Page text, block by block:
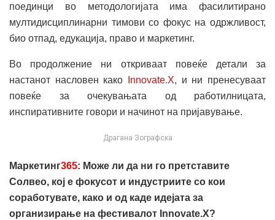
поединци во методологијата има фасилитирано
мултидисциплинарни тимови со фокус на одржливост,
био отпад, едукација, право и маркетинг.
Во продолжение ни откриваат повеќе детали за
настанот насловен како
Innovate.X, и ни пренесуваат
повеќе за очекувањата од работилницата,
инспиративните говори и начинот на пријавување.
Драгана Зографска
Маркетинг365: Може ли да ни го претставите
Солвео, кој е фокусот и индустриите со кои
соработувате, како и од каде идејата за
организирање на фестивалот Innovate.X?